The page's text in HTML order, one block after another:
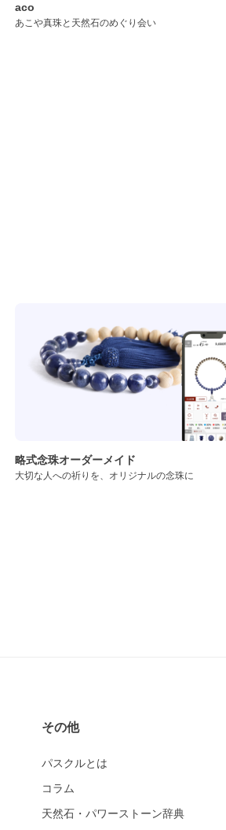
aco
あこや真珠と天然石のめぐり会い
略式念珠オーダーメイド
大切な人への祈りを、オリジナルの念珠に
その他
パスクルとは
コラム
天然石・パワーストーン辞典